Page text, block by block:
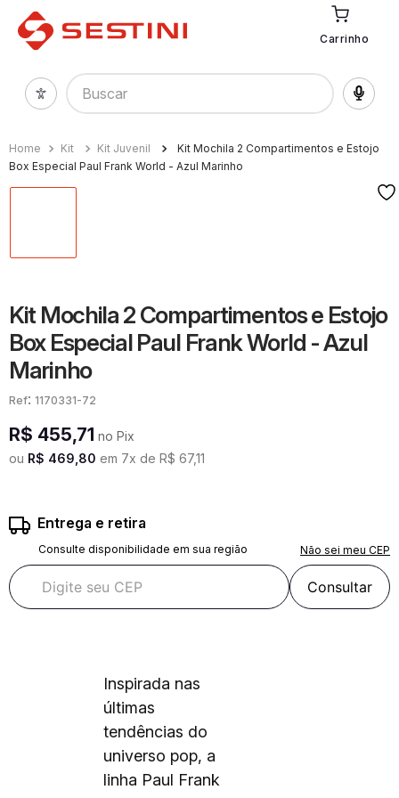
Carrinho
Buscar
Kit Kit Juvenil
Kit Mochila 2 Compartimentos e Estojo
Box Especial Paul Frank World - Azul Marinho
Kit Mochila 2 Compartimentos e Estojo
Box Especial Paul Frank World - Azul
Marinho
: 1170331-72
R$ 455,71 no Pix
ou R$ 469 80 em 7x de R$ 67,11
Entrega e retira
Consulte disponibilidade em sua região Não sei meu CEP
Consultar
Inspirada nas
últimas
tendências do
universo pop, a
linha Paul Frank